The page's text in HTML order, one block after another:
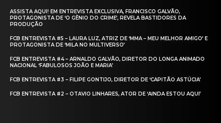
ASSISTA AQUI! EM ENTREVISTA EXCLUSIVA, FRANCISCO GALVÃO,
PROTAGONISTA DE ‘O GÊNIO DO CRIME’, REVELA BASTIDORES DA
PRODUÇÃO
FCB ENTREVISTA #5 – LAURA LUZ, ATRIZ DE ‘MMA – MEU MELHOR AMIGO’ E
PROTAGONISTA DE ‘MILA NO MULTIVERSO’
FCB ENTREVISTA #4 – ARNALDO GALVÃO, DIRETOR DO LONGA ANIMADO
NACIONAL ‘FABULOSOS JOÃO E MARIA’
FCB ENTREVISTA #3 – FILIPE GONTIJO, DIRETOR DE ‘CAPITÃO ASTÚCIA’
FCB ENTREVISTA #2 – OTAVIO LINHARES, ATOR DE ‘AINDA ESTOU AQUI’